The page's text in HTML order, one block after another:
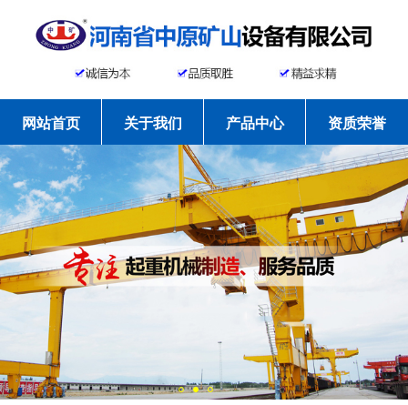
网站首页 关于我们 产品中心 资质荣誉
工程案例 新闻资讯 常见问题 联系我们